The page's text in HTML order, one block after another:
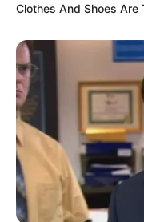
Clothes And Shoes Are